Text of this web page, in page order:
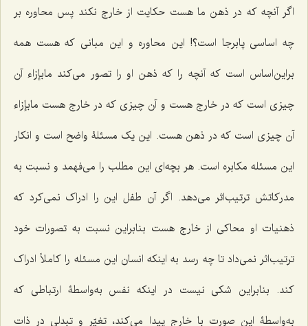
اگر آنچه که در ذهن ما هست حکایت از خارج نکند پس محاوره بر
چه اساسی پابرجا است؟! این محاوره‌ و این مبانی که هست همه
براین‌اساس است که آنچه را که ذهن او را تصور می‌کند مابإزاء آن
چیزی است که در خارج هست و آن چیزی که در خارج هست مابإزاء
آن چیزی است که در ذهن هست. این یک مسئلۀ واضح است و انکار
این مسئله مکابره است. هر بچه‌ای این مطلب را می‌فهمد و نسبت به
مدرکاتش ترتیب‌اثر می‌دهد. اگر آن طفل این را ادراک نمی‌کرد که
ذهنیات او محاکی از خارج هست بنابراین نسبت به تصورات خود
ترتیب‌اثر نمی‌داد تا چه رسد به اینکه انسان این مسئله را کاملاً ادراک
کند. بنابراین شکی نیست در اینکه نفس به‌واسطۀ ارتباطی که
به‌واسطۀ این صورت با خارج پیدا می‌کند، تغیّر و تبدلی در ذات